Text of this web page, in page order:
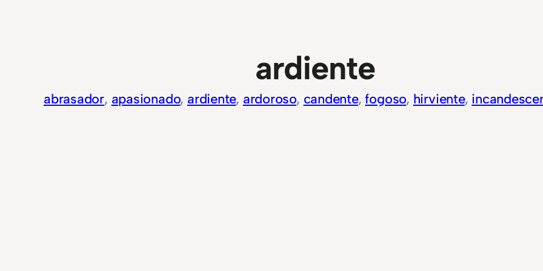
ardiente
abrasador, apasionado, ardiente, ardoroso, candente, fogoso, hirviente,